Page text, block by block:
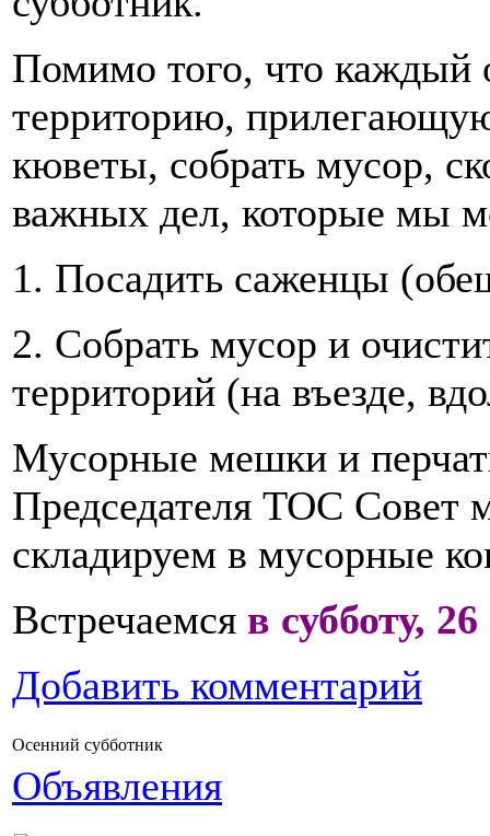
Помимо того, что каждый
территорию,
кюветы, собрать мусор,
важных дел, которые мы
1. Посадить саженцы
2. Собрать мусор и
территорий (на въезде,
Мусорные мешки и
Председателя ТОС Совет
складируем в мусорные
Встречаемся в субботу,
Добавить комментарий
Осенний субботник
Объявления